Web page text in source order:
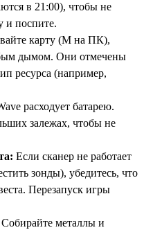
в 21:00), чтобы не
и поспите.
карту (M на ПК),
дымом. Они отмечены
ресурса (например,
расходует батарею.
залежах, чтобы не
Если сканер не работает
зонды), убедитесь, что
Перезапуск игры
Собирайте металлы и